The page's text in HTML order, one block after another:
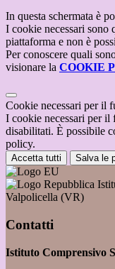
In questa schermata è
I cookie necessari sono
piattaforma e non è
Per conoscere quali
visionare la COOKIE
Cookie necessari per il
I cookie necessari per il
disabilitati. È possibile
policy.
Accetta tutti Salva le
Valpolicella (VR)
Contatti
Istituto Comprensivo